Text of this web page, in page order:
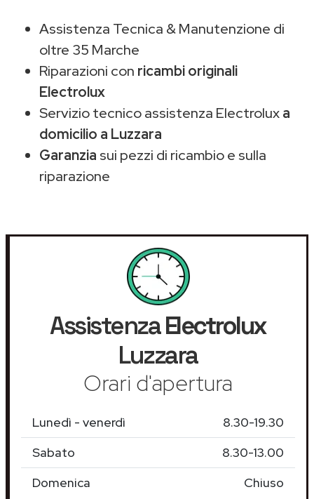
Assistenza Tecnica & Manutenzione di
oltre 35 Marche
Riparazioni con ricambi originali
Electrolux
Servizio tecnico assistenza Electroluxa
domicilio a Luzzara
Garanzia sui pezzi di ricambio e sulla
riparazione
AssistenzaElectrolux
Luzzara
Orari d'apertura
Lunedì - venerdì
8.30-19.30
Sabato
8.30-13.00
Domenica
Chiuso